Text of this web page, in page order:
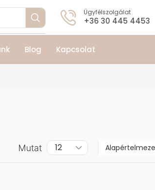
Ügyfélszolgálat
+36 30 445 4453
Blog Kapcsolat
Mutat